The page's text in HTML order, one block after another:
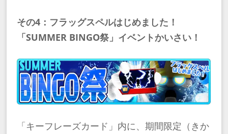
その4：フラッグスペルはじめました！
「SUMMER BINGO祭」イベントかいさい！
「キーフレーズカード」内に、期間限定（きか